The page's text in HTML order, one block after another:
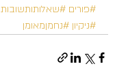
#פורים #שאלותותשובות
#ניקיון #נחמןמאומן